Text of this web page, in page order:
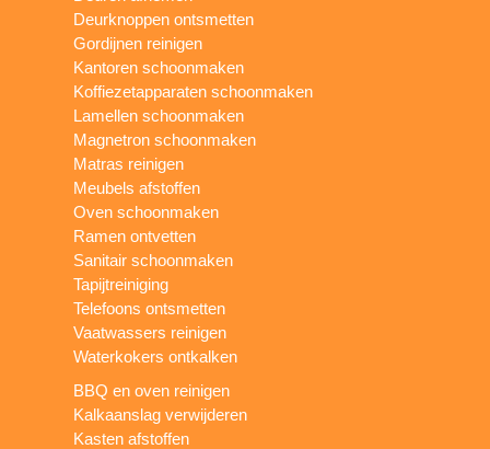
Deurknoppen ontsmetten
Gordijnen reinigen
Kantoren schoonmaken
Koffiezetapparaten schoonmaken
Lamellen schoonmaken
Magnetron schoonmaken
Matras reinigen
Meubels afstoffen
Oven schoonmaken
Ramen ontvetten
Sanitair schoonmaken
Tapijtreiniging
Telefoons ontsmetten
Vaatwassers reinigen
Waterkokers ontkalken
BBQ en oven reinigen
Kalkaanslag verwijderen
Kasten afstoffen